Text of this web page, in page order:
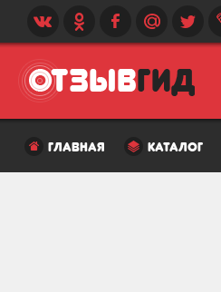
главная каталог